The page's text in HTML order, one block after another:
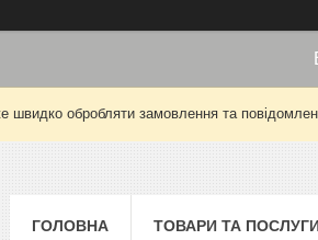
швидко обробляти замовлення та
ГОЛОВНА ТОВАРИ ТА